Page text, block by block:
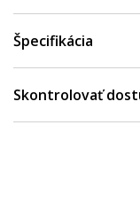
Špecifikácia
Skontrolovať